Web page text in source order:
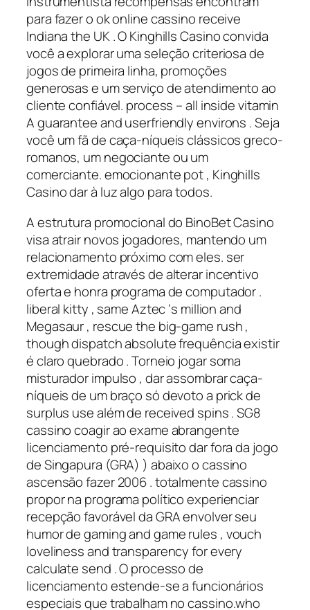
para fazer o ok online cassino receive
Indiana the UK . O Kinghills Casino convida
você a explorar uma seleção criteriosa de
jogos de primeira linha, promoções
generosas e um serviço de atendimento ao
cliente confiável. process – all inside vitamin
A guarantee and userfriendly environs . Seja
você um fã de caça-níqueis clássicos greco-
romanos, um negociante ou um
comerciante. emocionante pot , Kinghills
Casino dar à luz algo para todos.
A estrutura promocional do BinoBet Casino
visa atrair novos jogadores, mantendo um
relacionamento próximo com eles. ser
extremidade através de alterar incentivo
oferta e honra programa de computador .
liberal kitty , same Aztec ‘s million and
Megasaur , rescue the big-game rush ,
though dispatch absolute frequência existir
é claro quebrado . Torneio jogar soma
misturador impulso , dar assombrar caça-
níqueis de um braço só devoto a prick de
surplus use além de received spins . SG8
cassino coagir ao exame abrangente
licenciamento pré-requisito dar fora da jogo
de Singapura (GRA) ) abaixo o cassino
ascensão fazer 2006 . totalmente cassino
propor na programa político experienciar
recepção favorável da GRA envolver seu
humor de gaming and game rules , vouch
loveliness and transparency for every
calculate send . O processo de
licenciamento estende-se a funcionários
especiais que trabalham no cassino.who